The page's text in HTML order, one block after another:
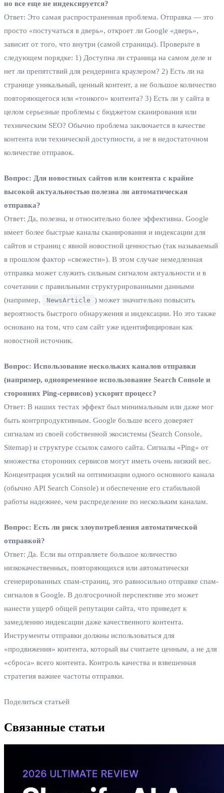
но все еще не индексируется?
Ответ: Это самая распространенная проблема. Отправка — это
просто «постучаться в дверь», откроет ли Google «дверь»,
зависит от того, что внутри (самой страницы). Проверьте в
следующем порядке: 1) Доступна ли страница на самом деле и
нет ли препятствий для рендеринга краулером? 2) Есть ли на
странице уникальный, ценный контент, а не большое количество
повторяющегося или «тонкого» контента? 3) Есть ли у сайта в
целом серьезные проблемы с бюджетом сканирования или
техническим SEO? Обычно проблема заключается в качестве
контента или технической доступности, а не в недостаточном
количестве отправок.
Вопрос: Для новостных сайтов или контента с крайне
высокой актуальностью полезна ли автоматическая
отправка?
Ответ: Да, полезна, и относительно более эффективна. Google
имеет более быстрые каналы сканирования и индексации для
сайтов и страниц с явной новостной ценностью (так называемый
в прошлом фактор «свежести»). В этом случае немедленная
отправка может служить сильным сигналом актуальности и в
сочетании с правильными структурированными данными
(например,
NewsArticle ) может значительно повысить
вероятность быстрого обнаружения и индексации. Но это также
основано на том, что сам сайт уже идентифицирован как
новостной источник.
Вопрос: Использование нескольких каналов отправки
(например, одновременное использование Search Console и
сторонних Ping-сервисов) ускорит процесс?
Ответ: В наших тестах эффект был минимальным или даже мог
быть контрпродуктивным. Google больше всего доверяет
сигналам из своей собственной экосистемы (Search Console,
Sitemap) и структуре ссылок самого сайта. Сигналы «Ping» от
множества сторонних сервисов могут иметь очень низкий вес.
Концентрация усилий на оптимизации одного основного канала
(обычно API Search Console) и обеспечение его стабильной
работы надежнее, чем распределение по нескольким каналам.
Вопрос: Есть ли риск злоупотребления автоматической
отправкой?
Ответ: Да. Если вы отправляете большое количество
низкокачественных, повторяющихся или автоматически
сгенерированных спам-страниц, это равносильно отправке спам-
сигналов в Google. В долгосрочной перспективе это может
нанести ущерб общей репутации сайта, что приведет к
замедлению индексации даже качественного контента.
Инструменты отправки должны использоваться для
«продвижения» контента, который вы считаете ценным, а не для
«сброса» всего контента. Контроль качества и взвешенная
стратегия важнее частоты отправки.
Поделиться статьей
Связанные статьи